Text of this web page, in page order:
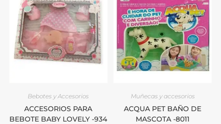
Bebotes y Accesorios
ACCESORIOS PARA
BEBOTE BABY LOVELY -934
Muñecas y accesorios
ACQUA PET BAÑO DE
MASCOTA -8011